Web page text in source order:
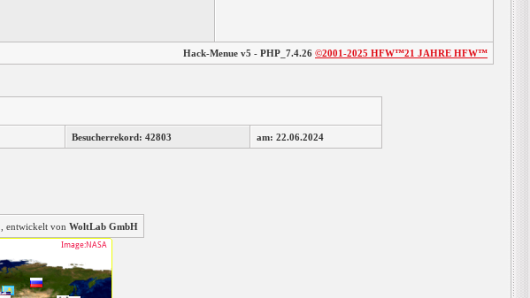
Hack-Menue v5 - PHP_7.4.26 ©2001-2025 HFW™21 JAHRE HFW™
Besucherrekord: 42803 am: 22.06.2024
, entwickelt von WoltLab GmbH